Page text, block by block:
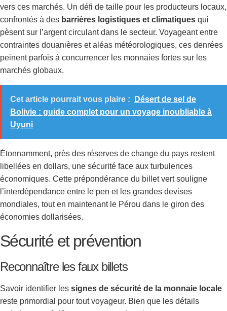
vers ces marchés. Un défi de taille pour les producteurs locaux,
confrontés à des barrières logistiques et climatiques qui
pèsent sur l’argent circulant dans le secteur. Voyageant entre
contraintes douanières et aléas météorologiques, ces denrées
peinent parfois à concurrencer les monnaies fortes sur les
marchés globaux.
Cet article pourrait vous plaire :
Désert de sel de
Bolivie : guide complet pour un voyage inoubliable à
Uyuni
Étonnamment, près des réserves de change du pays restent
libellées en dollars, une sécurité face aux turbulences
économiques. Cette prépondérance du billet vert souligne
l’interdépendance entre le pen et les grandes devises
mondiales, tout en maintenant le Pérou dans le giron des
économies dollarisées.
Sécurité et prévention
Reconnaître les faux billets
Savoir identifier les signes de sécurité de la monnaie locale
reste primordial pour tout voyageur. Bien que les détails